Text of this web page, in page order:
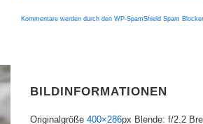
Kommentare werden durch den WP-SpamShield Spam
BILDINFORMATIONEN
Originalgröße 400×286px Blende: f/2.2